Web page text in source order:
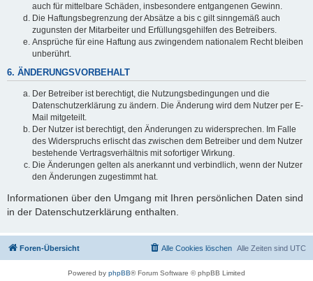
auch für mittelbare Schäden, insbesondere entgangenen Gewinn.
Die Haftungsbegrenzung der Absätze a bis c gilt sinngemäß auch
zugunsten der Mitarbeiter und Erfüllungsgehilfen des Betreibers.
Ansprüche für eine Haftung aus zwingendem nationalem Recht bleiben
unberührt.
6. ÄNDERUNGSVORBEHALT
Der Betreiber ist berechtigt, die Nutzungsbedingungen und die
Datenschutzerklärung zu ändern. Die Änderung wird dem Nutzer per E-
Mail mitgeteilt.
Der Nutzer ist berechtigt, den Änderungen zu widersprechen. Im Falle
des Widerspruchs erlischt das zwischen dem Betreiber und dem Nutzer
bestehende Vertragsverhältnis mit sofortiger Wirkung.
Die Änderungen gelten als anerkannt und verbindlich, wenn der Nutzer
den Änderungen zugestimmt hat.
Informationen über den Umgang mit Ihren persönlichen Daten sind
in der Datenschutzerklärung enthalten.
Foren-Übersicht Alle Zeiten sind UTC
Alle Cookies löschen
Powered by phpBB® Forum Software © phpBB Limited